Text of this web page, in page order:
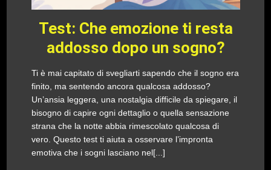
Test: Che emozione ti resta
addosso dopo un sogno?
Ti è mai capitato di svegliarti sapendo che il sogno era
finito, ma sentendo ancora qualcosa addosso?
Un’ansia leggera, una nostalgia difficile da spiegare, il
bisogno di capire ogni dettaglio o quella sensazione
strana che la notte abbia rimescolato qualcosa di
vero. Questo test ti aiuta a osservare l’impronta
emotiva che i sogni lasciano nel[...]